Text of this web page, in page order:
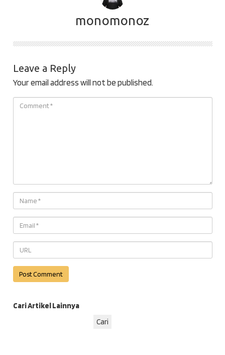
monomonoz
Leave a Reply
Your email address will not be published.
Cari Artikel Lainnya
Cari